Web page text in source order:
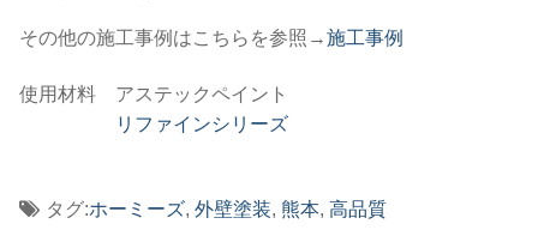
その他の施工事例はこちらを参照→施工事例
使用材料 アステックペイント
リファインシリーズ
タグ:ホーミーズ, 外壁塗装, 熊本, 高品質